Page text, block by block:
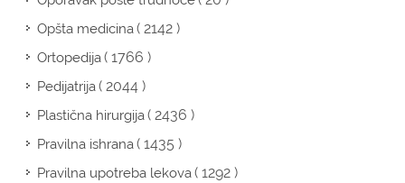
Opšta medicina( 2142 )
Ortopedija( 1766 )
Pedijatrija( 2044 )
Plastična hirurgija( 2436 )
Pravilna ishrana( 1435 )
Pravilna upotreba lekova( 1292 )